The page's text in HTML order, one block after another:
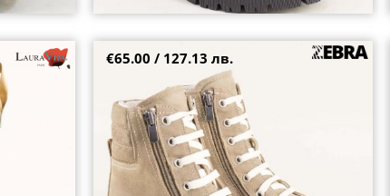
принт в
Бежови дамски боти от естествен набук на
комфортно ходило 8200nbj
37 38 39 40
€65.00 / 127.13 лв.